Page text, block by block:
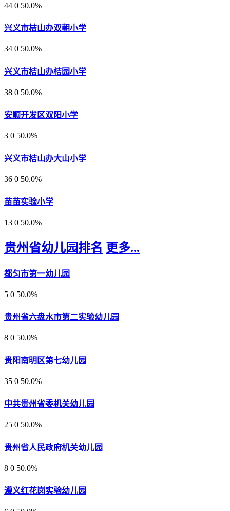
44 0 50.0%
兴义市桔山办双朝小学
34 0 50.0%
兴义市桔山办桔园小学
38 0 50.0%
安顺开发区双阳小学
3 0 50.0%
兴义市桔山办大山小学
36 0 50.0%
苗苗实验小学
13 0 50.0%
贵州省幼儿园排名 更多...
都匀市第一幼儿园
5 0 50.0%
贵州省六盘水市第二实验幼儿园
8 0 50.0%
贵阳南明区第七幼儿园
35 0 50.0%
中共贵州省委机关幼儿园
25 0 50.0%
贵州省人民政府机关幼儿园
8 0 50.0%
遵义红花岗实验幼儿园